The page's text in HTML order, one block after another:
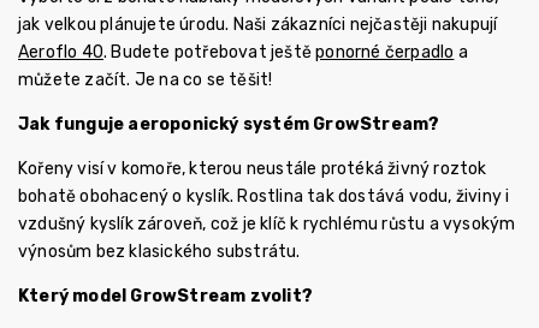
jak velkou plánujete úrodu. Naši zákazníci nejčastěji nakupují
Aeroflo 40. Budete potřebovat ještěponorné čerpadlo a
můžete začít. Je na co se těšit!
Jak funguje aeroponický systém GrowStream?
Kořeny visí v komoře, kterou neustále protéká živný roztok
bohatě obohacený o kyslík. Rostlina tak dostává vodu, živiny i
vzdušný kyslík zároveň, což je klíč k rychlému růstu a vysokým
výnosům bez klasického substrátu.
Který model GrowStream zvolit?